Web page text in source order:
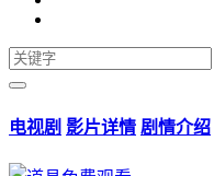
电视剧 影片详情 剧情介绍